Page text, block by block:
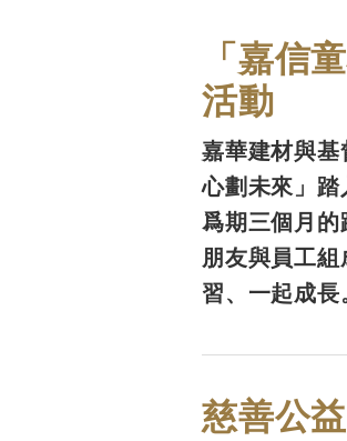
「嘉信
活動
嘉華建材與
心劃未來」踏
爲期三個月
朋友與員工
習、一起成長
慈善公